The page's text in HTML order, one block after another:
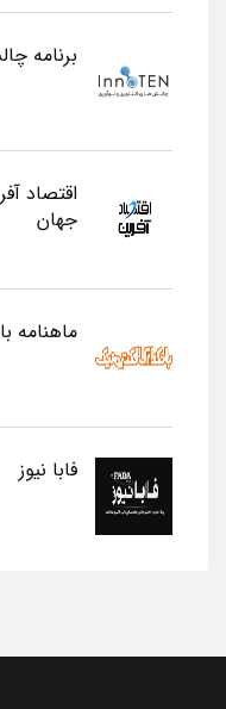
برنامه
اقتصاد
جهان
ماهنامه
فابا نیوز